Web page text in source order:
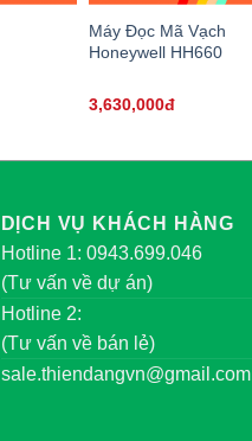
Máy Đọc Mã Vạch
Honeywell HH660
3,630,000đ
DỊCH VỤ KHÁCH HÀNG
Hotline 1: 0943.699.046
(Tư vấn về dự án)
Hotline 2:
(Tư vấn về bán lẻ)
sale.thiendangvn@gmail.com